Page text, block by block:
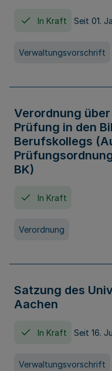
In Kraft Seit 01.
Verwaltungsvorschrift
Verordnung
Prüfung in den
Berufskollegs
BK)
In Kraft
Verordnung
Satzung des
Aachen
In Kraft Seit 16.
Verwaltungsvorschrift